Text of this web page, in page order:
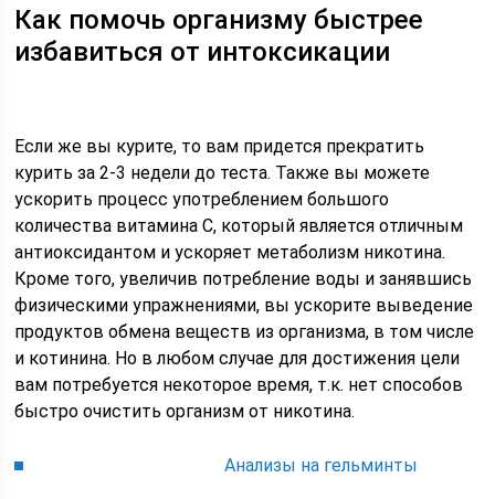
Как помочь организму быстрее
избавиться от интоксикации
Если же вы курите, то вам придется прекратить
курить за 2-3 недели до теста. Также вы можете
ускорить процесс употреблением большого
количества витамина С, который является отличным
антиоксидантом и ускоряет метаболизм никотина.
Кроме того, увеличив потребление воды и занявшись
физическими упражнениями, вы ускорите выведение
продуктов обмена веществ из организма, в том числе
и котинина. Но в любом случае для достижения цели
вам потребуется некоторое время, т.к. нет способов
быстро очистить организм от никотина.
Анализы на гельминты